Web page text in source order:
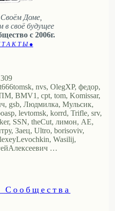
Доме,
в своё будущее
с 2006г.
А К Т Ы ●
309
nvs, OlegXP, федор,
BMV1, cpt, tom, Komissar,
gsb, Людмилка, Мульсик,
levtomsk, korrd, Trifle, srv,
SSN, theCut, лимон, АЕ,
Заец, Ultro, borisoviv,
Wasilij,
…
Сообщества